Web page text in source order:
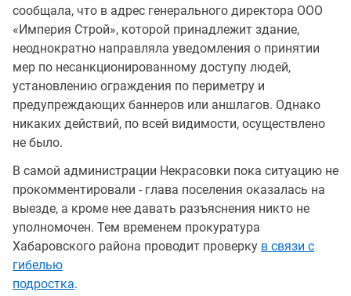
сообщала, что в адрес генерального директора ООО
«Империя Строй», которой принадлежит здание,
неоднократно направляла уведомления о принятии
мер по несанкционированному доступу людей,
установлению ограждения по периметру и
предупреждающих баннеров или аншлагов. Однако
никаких действий, по всей видимости, осуществлено
не было.
В самой администрации Некрасовки пока ситуацию не
прокомментировали - глава поселения оказалась на
выезде, а кроме нее давать разъяснения никто не
уполномочен. Тем временем прокуратура
Хабаровского района проводит проверку в связи с
гибелью
подростка.